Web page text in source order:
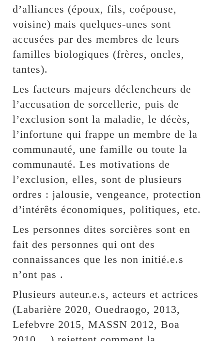
d’alliances (époux, fils, coépouse,
voisine) mais quelques-unes sont
accusées par des membres de leurs
familles biologiques (frères, oncles,
tantes).
Les facteurs majeurs déclencheurs de
l’accusation de sorcellerie, puis de
l’exclusion sont la maladie, le décès,
l’infortune qui frappe un membre de la
communauté, une famille ou toute la
communauté. Les motivations de
l’exclusion, elles, sont de plusieurs
ordres : jalousie, vengeance, protection
d’intérêts économiques, politiques, etc.
Les personnes dites sorcières sont en
fait des personnes qui ont des
connaissances que les non initié.e.s
n’ont pas .
Plusieurs auteur.e.s, acteurs et actrices
(Labarière 2020, Ouedraogo, 2013,
Lefebvre 2015, MASSN 2012, Boa